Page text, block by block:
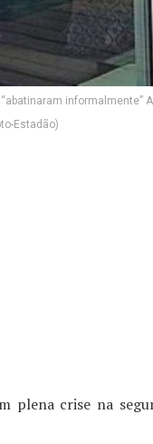
informalmente”
Estadão)
plena crise na